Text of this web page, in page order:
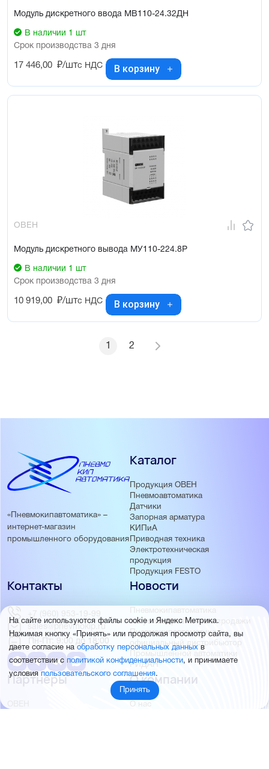
Модуль дискретного ввода МВ110-24.32ДН
В наличии 1 шт
Срок производства 3 дня
17 446,00 ₽/штс НДС В корзину
ОВЕН
Модуль дискретного вывода МУ110-224.8Р
В наличии 1 шт
Срок производства 3 дня
10 919,00 ₽/штс НДС В корзину
1 2
«Пневмокипавтоматика» –
интернет-магазин
промышленного оборудования
Каталог
Продукция ОВЕН
Пневмоавтоматика
Датчики
Запорная арматура
КИПиА
Приводная техника
Электротехническая
продукция
Продукция FESTO
Новости
Пневмокипавтоматика
запустила розничные продажи
Пневмокипавтоматика –
официальный дистрибьютор
Промышленной автоматики
РИДАН
Партнёры
ОВЕН
О компании
О нас
Контакты
+7 (960) 953-19-99
sales@pnevmokip.ru
Пн-Пт: 9:00 до 18:00
На сайте используются файлы cookie и Яндекс Метрика.
Нажимая кнопку «Принять» или продолжая просмотр сайта, вы
даете согласие наобработку персональных данных в
соответствии с политикой конфиденциальности, и принимаете
условия пользовательского соглашения.
Принять